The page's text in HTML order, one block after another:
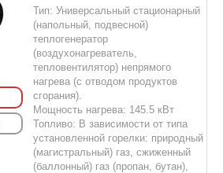
Тип: Универсальный стационарный
(напольный, подвесной)
теплогенератор
(воздухонагреватель,
тепловентилятор) непрямого
нагрева (с отводом продуктов
сгорания).
Мощность нагрева: 145.5 кВт
Топливо: В зависимости от типа
установленной горелки: природный
(магистральный) газ, сжиженный
(баллонный) газ (пропан, бутан),